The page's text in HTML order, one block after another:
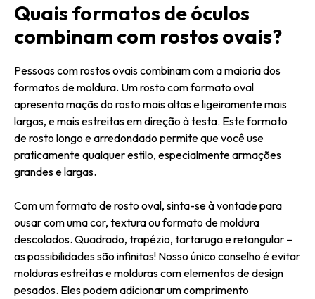
Quais formatos de óculos
combinam com rostos ovais?
Pessoas com rostos ovais combinam com a maioria dos
formatos de moldura. Um rosto com formato oval
apresenta maçãs do rosto mais altas e ligeiramente mais
largas, e mais estreitas em direção à testa. Este formato
de rosto longo e arredondado permite que você use
praticamente qualquer estilo, especialmente armações
grandes e largas.
Com um formato de rosto oval, sinta-se à vontade para
ousar com uma cor, textura ou formato de moldura
descolados. Quadrado, trapézio, tartaruga e retangular –
as possibilidades são infinitas! Nosso único conselho é evitar
molduras estreitas e molduras com elementos de design
pesados. Eles podem adicionar um comprimento